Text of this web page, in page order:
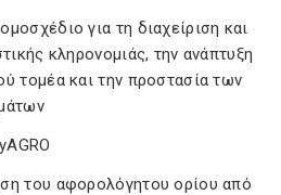
για τη διαχείριση και
κληρονομιάς, την ανάπτυξη
τομέα και την προστασία των
του αφορολόγητου ορίου από